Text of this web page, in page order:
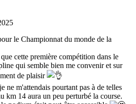
le Championnat du monde de la
cette première compétition dans le
qui semble bien me convenir et sur
de plaisir
ne m'attendais pourtant pas à de telles
km 14 aura un peu perturbé la course.